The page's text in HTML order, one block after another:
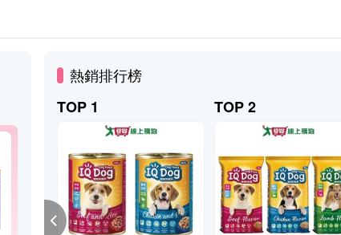
熱銷排行榜
TOP 1
TOP 2